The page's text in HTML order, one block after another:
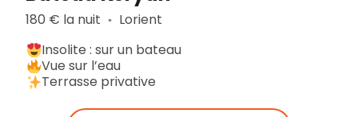
180 € la nuit ▪︎ Lorient
Insolite : sur un bateau
Vue sur l’eau
Terrasse privative